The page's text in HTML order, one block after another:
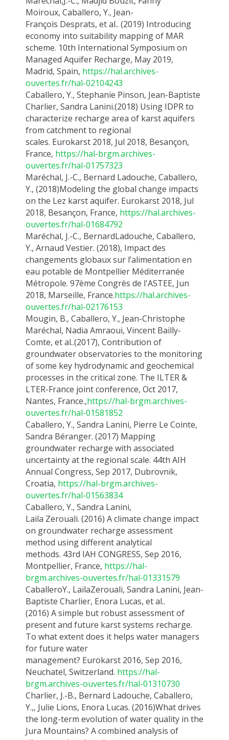
Moiroux, Caballero, Y., Jean-
François Desprats, et al.. (2019) Introducing
economy into suitability mapping of MAR
scheme. 10th International Symposium on
Managed Aquifer Recharge, May 2019,
Madrid, Spain, https://hal.archives-
ouvertes.fr/hal-02104243
Caballero, Y., Stephanie Pinson, Jean-Baptiste
Charlier, Sandra Lanini.(2018) Using IDPR to
characterize recharge area of karst aquifers
from catchment to regional
scales. Eurokarst 2018, Jul 2018, Besançon,
France, https://hal-brgm.archives-
ouvertes.fr/hal-01757323
Maréchal, J.-C., Bernard Ladouche, Caballero,
Y., (2018)Modelingthe global change impacts
on the Lez karst aquifer. Eurokarst 2018, Jul
2018, Besançon, France, https://hal.archives-
ouvertes.fr/hal-01684792
Maréchal, J.-C., BernardLadouche, Caballero,
Y., Arnaud Vestier. (2018), Impact des
changements globaux sur l’alimentation en
eau potable de Montpellier Méditerranée
Métropole. 97ème Congrès de l'ASTEE, Jun
2018, Marseille, France.https://hal.archives-
ouvertes.fr/hal-02176153
Mougin, B., Caballero, Y., Jean-Christophe
Maréchal, Nadia Amraoui, Vincent Bailly-
Comte, etal..(2017), Contribution of
groundwater observatories to the monitoring
of some key hydrodynamic and geochemical
processes in the critical zone. The ILTER &
LTER-France joint conference, Oct 2017,
Nantes, France.,https://hal-brgm.archives-
ouvertes.fr/hal-01581852
Caballero, Y., Sandra Lanini, Pierre Le Cointe,
Sandra Béranger. (2017) Mapping
groundwater recharge with associated
uncertainty at the regional scale. 44th AIH
Annual Congress, Sep 2017, Dubrovnik,
Croatia, https://hal-brgm.archives-
ouvertes.fr/hal-01563834
Caballero, Y., Sandra Lanini,
Laila Zerouali. (2016) Aclimate change impact
on groundwater recharge assessment
method using different analytical
methods. 43rd IAH CONGRESS, Sep 2016,
Montpellier, France, https://hal-
brgm.archives-ouvertes.fr/hal-01331579
CaballeroY., LaïlaZerouali, Sandra Lanini, Jean-
Baptiste Charlier, Enora Lucas, etal..
(2016) Asimple but robust assessment of
present and future karst systems recharge.
To what extent does it helps water managers
for future water
management? Eurokarst 2016, Sep 2016,
Neuchatel, Switzerland. https://hal-
brgm.archives-ouvertes.fr/hal-01310730
Charlier, J.-B., Bernard Ladouche, Caballero,
Y.,, Julie Lions, Enora Lucas. (2016)Whatdrives
the long-term evolution of water quality in the
Jura Mountains? A combined analysis of